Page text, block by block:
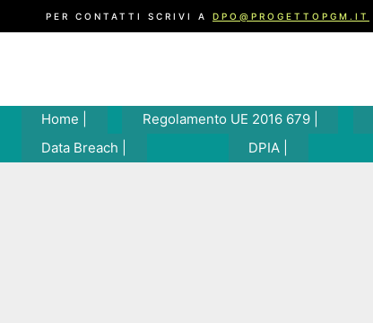
al
PER CONTATTI SCRIVI A DPO@PROGETTOPGM.IT
Home | Regolamento UE 2016 679 |
Data Breach |
DPIA |